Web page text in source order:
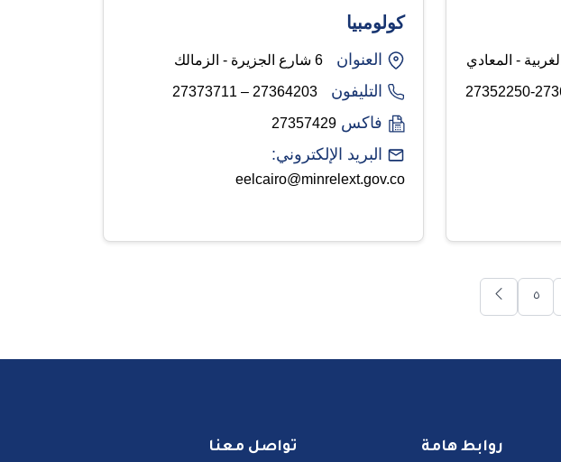
كولومبيا
العنوان 6 شارع الجزيرة - الزمالك
التليفون 27364203 – 27373711
فاكس 27357429
البريد الإلكتروني:
eelcairo@minrelext.gov.co
٥
روابط هامة تواصل معنا